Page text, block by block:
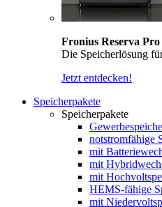
Fronius Reserva Pro
Die Speicherlösung
Jetzt entdecken!
Speicherpakete
Speicherpakete
notstromfähige
mit
mit
mit
HEMS-fähige
mit